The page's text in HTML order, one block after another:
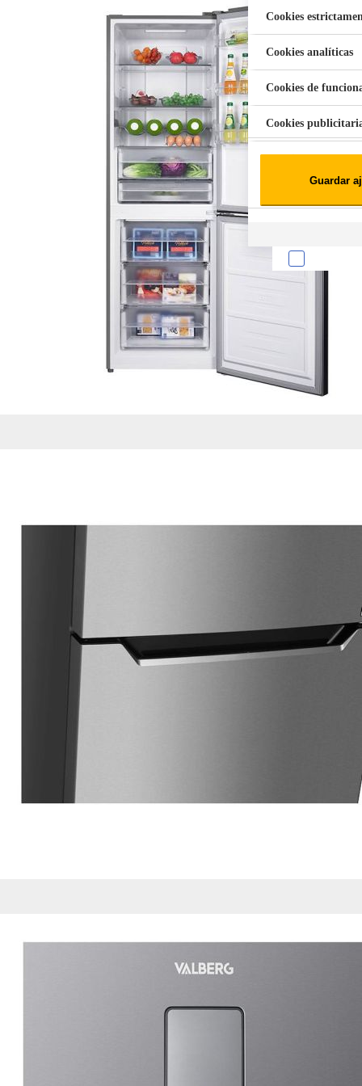
Aspiradora Quitamanchas 450W
Cookies
Cookies analíticas
Cookies de
Cookies
Sobre la
Esta información
que el sitio web
experiencia web
Estas cookies son
cookies
administrar tu
presentación del
existencia de
información de
Información de las
Estas cookies nos
de nuestro sitio
navegan por el
Información de las
Guardar